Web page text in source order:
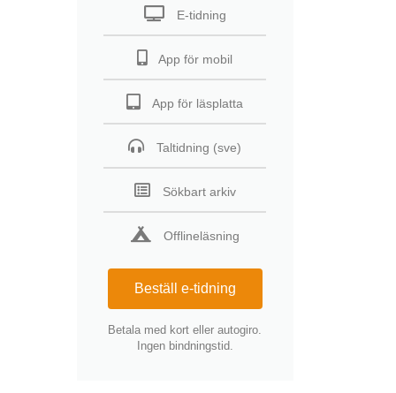
E-tidning
App för mobil
App för läsplatta
Taltidning (sve)
Sökbart arkiv
Offlineläsning
Beställ e-tidning
Betala med kort eller autogiro.
Ingen bindningstid.